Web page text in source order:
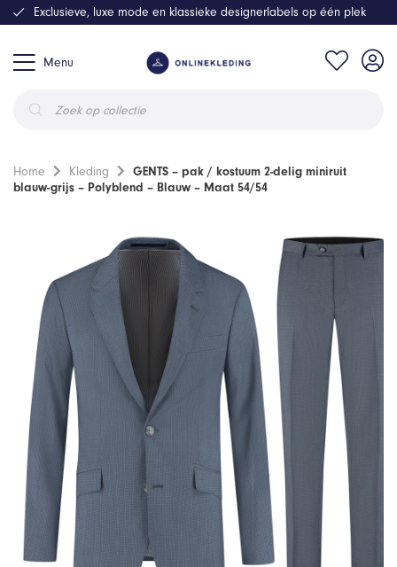
Menu
zoeken
Exclusieve, luxe mode en klassieke designerlabels op één plek
Home Kleding
GENTS – pak / kostuum 2-delig miniruit
blauw-grijs – Polyblend – Blauw – Maat 54/54